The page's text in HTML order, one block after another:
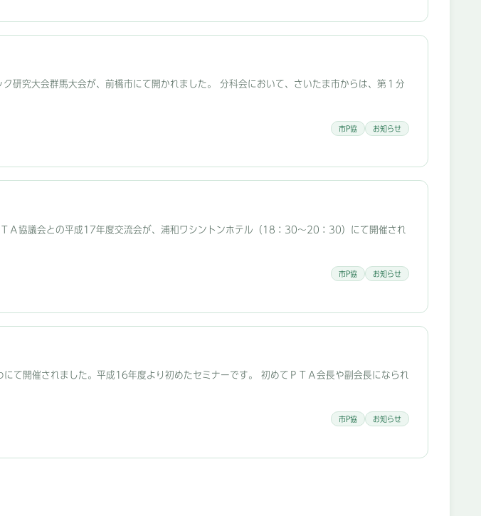
大会群馬大会が、前橋市にて開かれました。 分科会において、さいたま市からは、第１分
市P協 お知らせ
協議会との平成17年度交流会が、浦和ワシントンホテル（18：30～20：30）にて開催され
市P協 お知らせ
開催されました。平成16年度より初めたセミナーです。 初めてＰＴＡ会長や副会長になられ
市P協 お知らせ